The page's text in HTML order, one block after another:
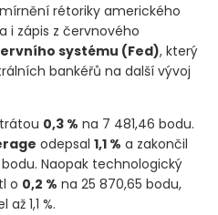
rétoriky amerického
i zápis z červnového
systému (Fed), který
bankéřů na další vývoj
0,3 % na 7 481,46 bodu.
odepsal 1,1 % a zakončil
Naopak technologický
o 0,2 % na 25 870,65 bodu,
1,1 %.